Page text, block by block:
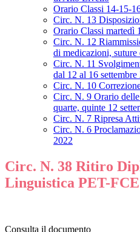
Orario Classi 14-15-
Circ. N. 13
Orario Classi martedì
Circ. N. 12
di medicazioni, suture
Circ. N. 11
dal 12 al 16 settembre
Circ. N. 10
Circ. N. 9 Orario delle
quarte, quinte 12
Circ. N. 7 Ripresa
Circ. N. 6
2022
Circ. N. 38 Ritiro
Linguistica PET-
Consulta il documento